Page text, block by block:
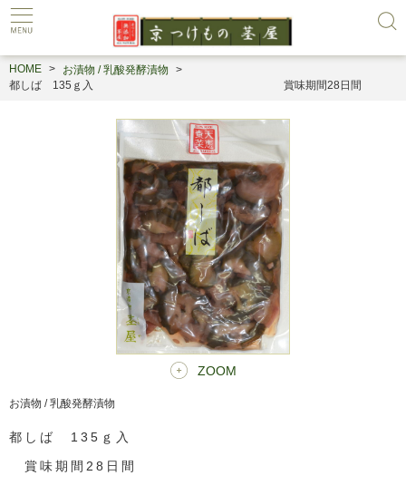
HOME
お漬物 / 乳酸発酵漬物
都しば 135ｇ入 賞味期間28日間
ZOOM
お漬物 / 乳酸発酵漬物
都しば 135ｇ入
賞味期間28日間